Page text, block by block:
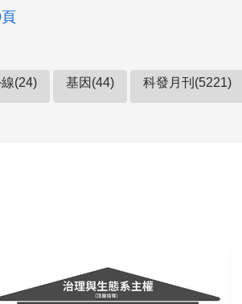
(24) 基因(44) 科發月刊(5221)